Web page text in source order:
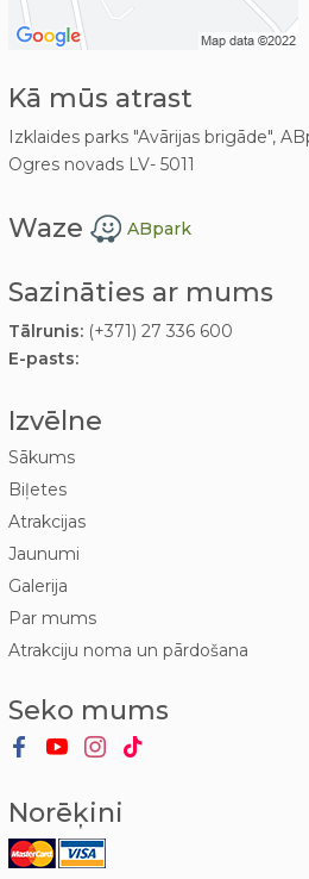
Kā mūs atrast
Izklaides parks "Avārijas brigāde",
Ogres novads LV- 5011
Waze ABpark
Sazināties ar mums
Tālrunis:(+371) 27 336 600
E-pasts:
Izvēlne
Sākums
Biļetes
Atrakcijas
Jaunumi
Galerija
Par mums
Atrakciju noma un pārdošana
Seko mums
Norēķini